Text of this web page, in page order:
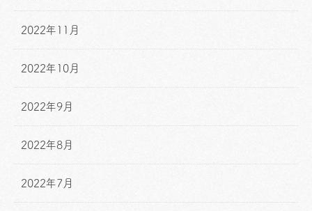
2022年11月
2022年10月
2022年9月
2022年8月
2022年7月